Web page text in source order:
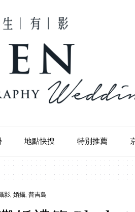
地點快搜 特別推薦
影, 婚攝, 普吉島